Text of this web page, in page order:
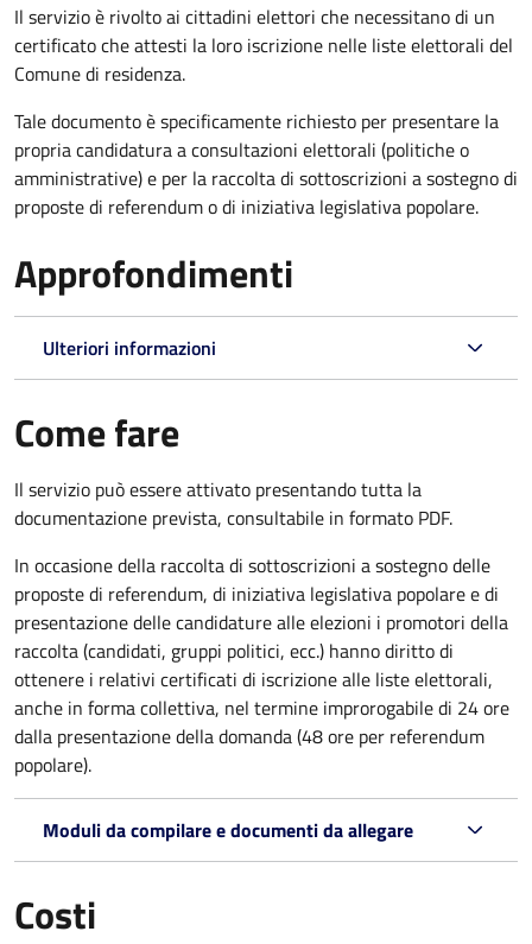
Il servizio è rivolto ai cittadini elettori che necessitano di un
certificato che attesti la loro iscrizione nelle liste elettorali del
Comune di residenza.
Tale documento è specificamente richiesto per presentare la
propria candidatura a consultazioni elettorali (politiche o
amministrative) e per la raccolta di sottoscrizioni a sostegno di
proposte di referendum o di iniziativa legislativa popolare.
Approfondimenti
Ulteriori informazioni
Come fare
Il servizio può essere attivato presentando tutta la
documentazione prevista, consultabile in formato PDF.
In occasione della raccolta di sottoscrizioni a sostegno delle
proposte di referendum, di iniziativa legislativa popolare e di
presentazione delle candidature alle elezioni i promotori della
raccolta (candidati, gruppi politici, ecc.) hanno diritto di
ottenere i relativi certificati di iscrizione alle liste elettorali,
anche in forma collettiva, nel termine improrogabile di 24 ore
dalla presentazione della domanda (48 ore per referendum
popolare).
Moduli da compilare e documenti da allegare
Costi